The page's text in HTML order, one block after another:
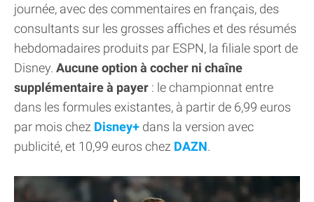
journée, avec des commentaires en français, des
consultants sur les grosses affiches et des résumés
hebdomadaires produits par ESPN, la filiale sport de
Disney. Aucune option à cocher ni chaîne
supplémentaire à payer : le championnat entre
dans les formules existantes, à partir de 6,99 euros
par mois chez Disney+ dans la version avec
publicité, et 10,99 euros chez DAZN.